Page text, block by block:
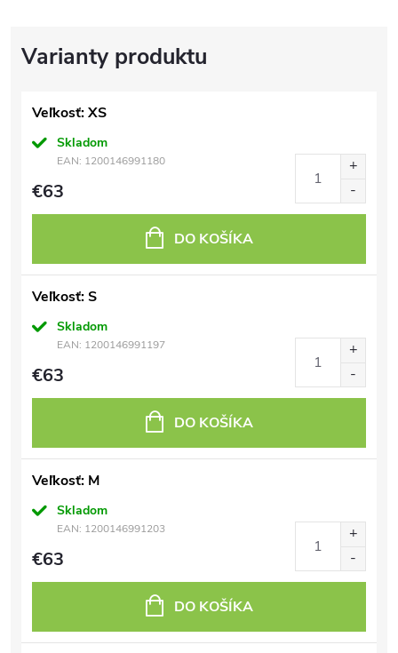
Veľkosť: XS
Skladom
EAN: 1200146991180
€63
DO KOŠÍKA
Veľkosť: S
Skladom
EAN: 1200146991197
€63
DO KOŠÍKA
Veľkosť: M
Skladom
EAN: 1200146991203
€63
DO KOŠÍKA